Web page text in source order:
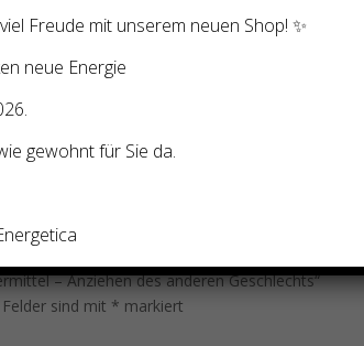
– Anziehen des anderen Geschlechts“
sind mit * markiert
Freude mit unserem neuen Shop! ✨
neue Energie
gewohnt für Sie da.